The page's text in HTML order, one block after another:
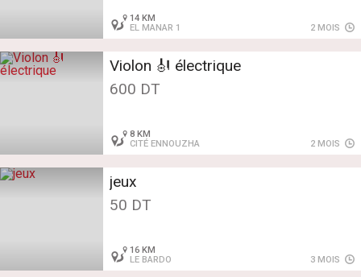
14 KM
EL MANAR 1
2 MOIS
Violon 🎻 électrique
600 DT
8 KM
CITÉ ENNOUZHA
2 MOIS
jeux
50 DT
16 KM
LE BARDO
3 MOIS